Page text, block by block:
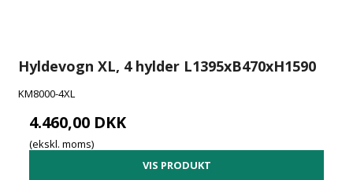
Hyldevogn XL, 4 hylder L1395xB470xH1590
KM8000-4XL
4.460,00 DKK
(ekskl. moms)
VIS PRODUKT